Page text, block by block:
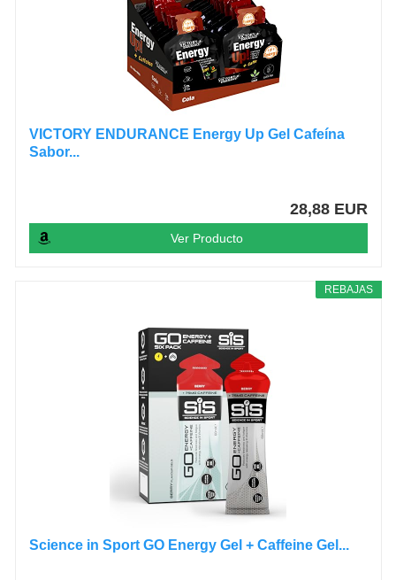
VICTORY ENDURANCE Energy Up Gel Cafeína
Sabor...
28,88 EUR
Ver Producto
REBAJAS
Science in Sport GO Energy Gel + Caffeine Gel...